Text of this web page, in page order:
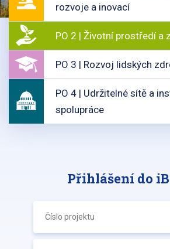
rozvoje a inovací
PO 2 | Životní prostředí a
PO 3 | Rozvoj lidských
PO 4 | Udržitelné sítě a
spolupráce
Přihlášení do